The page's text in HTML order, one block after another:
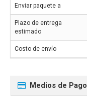
Medios de Pago